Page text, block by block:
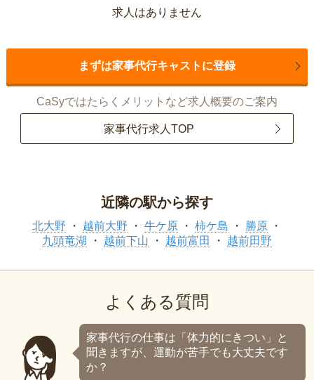
求人はありません
まずは家事代行キャストに登録
CaSyではたらくメリットなど求人概要のご案内
家事代行求人TOP
近隣の駅から探す
北大野 越前大野 牛ケ原 柿ケ島
勝原
九頭竜湖
越前下山 越前富田 越前田野
よくある質問
家事代行の仕事は「体力的にきつい」と
聞きますが、運動が苦手でも大丈夫です
か？